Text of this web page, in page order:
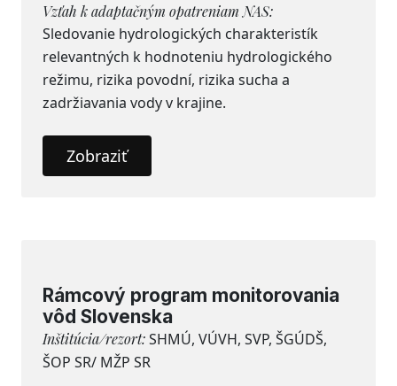
Vzťah k adaptačným opatreniam NAS:
Sledovanie hydrologických charakteristík
relevantných k hodnoteniu hydrologického
režimu, rizika povodní, rizika sucha a
zadržiavania vody v krajine.
Zobraziť
Rámcový program monitorovania
vôd Slovenska
Inštitúcia/rezort:SHMÚ, VÚVH, SVP, ŠGÚDŠ,
ŠOP SR/ MŽP SR